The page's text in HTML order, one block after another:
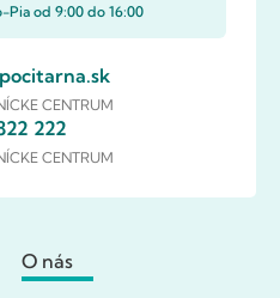
Pia od 9:00 do 16:00
CENTRUM
222
CENTRUM
O nás